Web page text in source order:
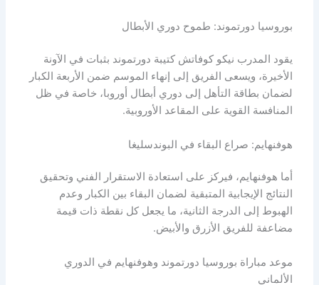
بوروسيا دورتموند: طموح دوري الأبطال
يقود المدرب نيكو كوفاتش كتيبة دورتموند بثبات في الآونة
الأخيرة، ويسعى الفريق إلى إنهاء الموسم ضمن الأربعة الكبار
لضمان بطاقة التأهل إلى دوري أبطال أوروبا، خاصة في ظل
المنافسة القوية على المقاعد الأوروبية.
هوفنهايم: صراع البقاء في البوندسليغا
أما هوفنهايم، فيركز على استعادة الاستقرار الفني وتحقيق
النتائج الإيجابية المتبقية لضمان البقاء بين الكبار وعدم
الهبوط إلى الدرجة الثانية، ما يجعل كل نقطة ذات قيمة
مضاعفة للفريق الأزرق والأبيض.
موعد مباراة بوروسيا دورتموند وهوفنهايم في الدوري
الألماني